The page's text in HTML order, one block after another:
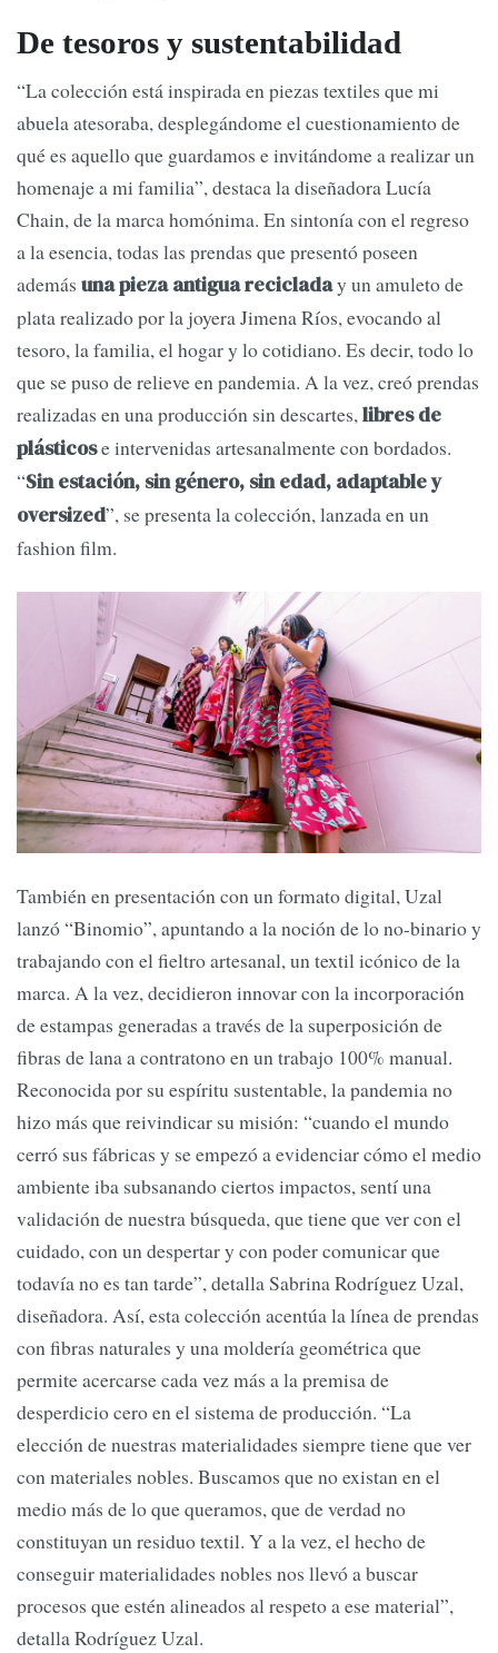
De tesoros y sustentabilidad
“La colección está inspirada en piezas textiles que mi
abuela atesoraba, desplegándome el cuestionamiento de
qué es aquello que guardamos e invitándome a realizar un
homenaje a mi familia”, destaca la diseñadora Lucía
Chain, de la marca homónima. En sintonía con el regreso
a la esencia, todas las prendas que presentó poseen
además una pieza antigua recicladay un amuleto de
plata realizado por la joyera Jimena Ríos, evocando al
tesoro, la familia, el hogar y lo cotidiano. Es decir, todo lo
que se puso de relieve en pandemia. A la vez, creó prendas
realizadas en una producción sin descartes,libres de
plásticose intervenidas artesanalmente con bordados.
“Sin estación, sin género, sin edad, adaptable y
oversized”, se presenta la colección, lanzada en un
fashion film.
También en presentación con un formato digital, Uzal
lanzó “Binomio”, apuntando a la noción de lo no-binario y
trabajando con el fieltro artesanal, un textil icónico de la
marca. A la vez, decidieron innovar con la incorporación
de estampas generadas a través de la superposición de
fibras de lana a contratono en un trabajo 100% manual.
Reconocida por su espíritu sustentable, la pandemia no
hizo más que reivindicar su misión: “cuando el mundo
cerró sus fábricas y se empezó a evidenciar cómo el medio
ambiente iba subsanando ciertos impactos, sentí una
validación de nuestra búsqueda, que tiene que ver con el
cuidado, con un despertar y con poder comunicar que
todavía no es tan tarde”, detalla Sabrina Rodríguez Uzal,
diseñadora. Así, esta colección acentúa la línea de prendas
con fibras naturales y una moldería geométrica que
permite acercarse cada vez más a la premisa de
desperdicio cero en el sistema de producción. “La
elección de nuestras materialidades siempre tiene que ver
con materiales nobles. Buscamos que no existan en el
medio más de lo que queramos, que de verdad no
constituyan un residuo textil. Y a la vez, el hecho de
conseguir materialidades nobles nos llevó a buscar
procesos que estén alineados al respeto a ese material”,
detalla Rodríguez Uzal.